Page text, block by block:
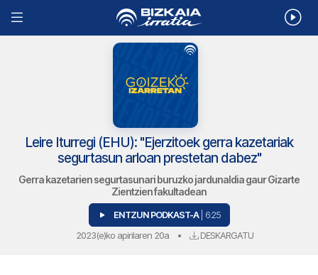
Leire Iturregi (EHU): "Ejerzitoek gerra kazetariak
segurtasun arloan prestetan dabez"
Gerra kazetarien segurtasunari buruzko jardunaldia gaur Gizarte
Zientzien fakultadean
ENTZUN PODKAST-A | 6:25
2023(e)ko apirilaren 20a • DESKARGATU